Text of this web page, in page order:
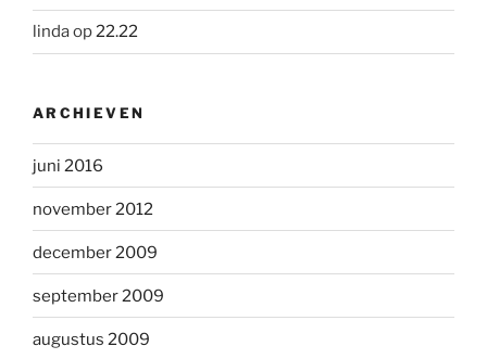
lindaop22.22
ARCHIEVEN
juni 2016
november 2012
december 2009
september 2009
augustus 2009